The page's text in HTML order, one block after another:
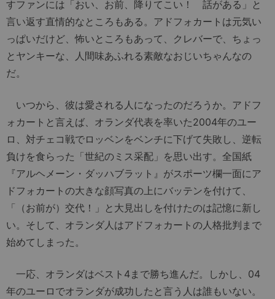
すファンには「おい、お前、降りてこい！ 話がある」と
言い返す直情的なところもある。アドフォカートは元気い
っぱいだけど、怖いところもあって、クレバーで、ちょっ
とヤンキーな、人間味あふれる素敵なおじいちゃんなの
だ。
いつから、彼は愛される人になったのだろうか。アドフ
ォカートと言えば、オランダ代表を率いた2004年のユー
ロ、対チェコ戦でロッベンをベンチに下げて失敗し、逆転
負けを食らった「世紀のミス采配」を思い出す。全国紙
『アルヘメーン・ダッハブラット』がスポーツ欄一面にア
ドフォカートの大きな顔写真の上にバッテンを付けて、
「（お前が）交代！」と大見出しを付けたのは記憶に新し
い。そして、オランダ人はアドフォカートの人格批判まで
始めてしまった。
一応、オランダはベスト4まで勝ち進んだ。しかし、04
年のユーロでオランダが成功したと言う人は誰もいない。